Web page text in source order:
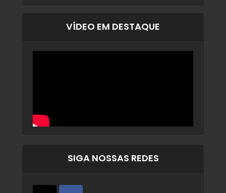
VÍDEO EM DESTAQUE
SIGA NOSSAS REDES